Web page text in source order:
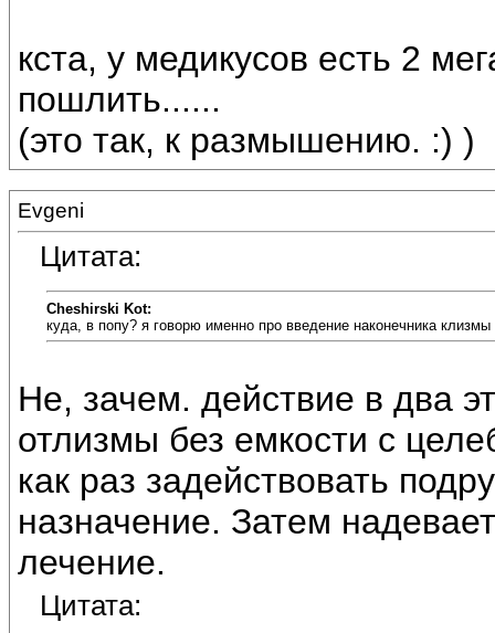
кста, у медикусов есть 2
пошлить......
(это так, к размышению. :) )
Evgeni
Цитата:
Cheshirski Kot:
куда, в попу? я говорю именно про введение наконечника
Не, зачем. действие в два
отлизмы без емкости с
как раз задействовать
назначение. Затем
лечение.
Цитата: